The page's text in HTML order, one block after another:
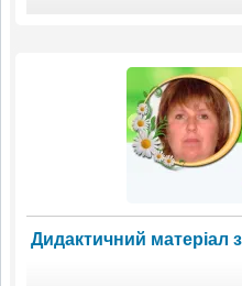
Дидактичний матеріал з